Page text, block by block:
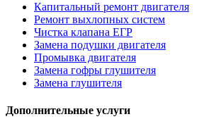
Капитальный ремонт двигателя
Ремонт выхлопных систем
Чистка клапана ЕГР
Замена подушки двигателя
Промывка двигателя
Замена гофры глушителя
Замена глушителя
Дополнительные услуги